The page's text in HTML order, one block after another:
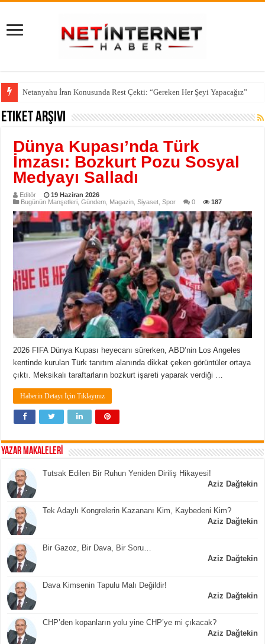
Netanyahu İran Konusunda Rest Çekti: “Gereken Her Şeyi Yapacağız”
Etiket Arşivi
Dünya Kupası’nda Türk
İmzası: Bozkurt Pozu Sosyal
Medyayı Salladı
Editör
19 Haziran 2026
Bugünün Manşetleri ,Gündem Magazin ,Siyaset ,Spor 0 187
2026 FIFA Dünya Kupası heyecanı sürerken, ABD’nin Los Angeles
kentinde kurulan Türk tanıtım alanında dikkat çeken görüntüler ortaya
çıktı. Meksikalı taraftarların bozkurt işareti yaparak verdiği …
Haberin Detayı İçin Tıklayınız
YAZAR MAKALELERİ
Tutsak Edilen Bir Ruhun Yeniden Diriliş Hikayesi!
Aziz Dağtekin
Tek Adaylı Kongrelerin Kazananı Kim, Kaybedeni Kim?
Aziz Dağtekin
Bir Gazoz, Bir Dava, Bir Soru…
Aziz Dağtekin
Dava Kimsenin Tapulu Malı Değildir!
Aziz Dağtekin
CHP’den kopanların yolu yine CHP’ye mi çıkacak?
Aziz Dağtekin